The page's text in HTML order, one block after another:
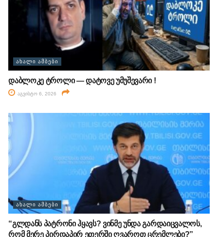
ᲐᲮᲐᲚᲘ ᲐᲛᲑᲔᲑᲘ
დაბლოკე ტროლი — დატოვე უმუშევარი !
აგვისტო 6, 2026
ᲐᲮᲐᲚᲘ ᲐᲛᲑᲔᲑᲘ
“გლდანს პატრონი ჰყავს? ვინმე უნდა გარდაიცვალოს,
რომ მერე პირდაპირ ეთერში ღვაროთ ცრემლები?”